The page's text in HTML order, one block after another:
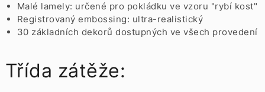
Malé lamely: určené pro pokládku ve vzoru "rybí kost"
Registrovaný embossing: ultra-realistický
30 základních dekorů dostupných ve všech provedení
Třída zátěže: